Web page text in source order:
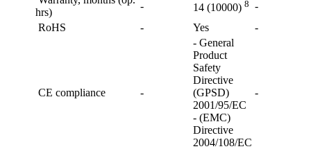
hrs)
- 14 (10000) 8 -
RoHS
- Yes -
CE compliance -
- General
Product
Safety
Directive
(GPSD)
2001/95/EC
- (EMC)
Directive
2004/108/EC
-